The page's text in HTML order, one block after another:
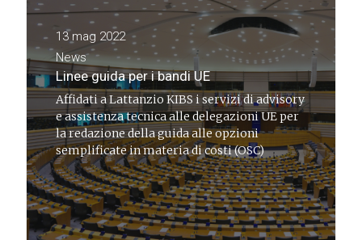
13 mag 2022
News
Linee guida per i bandi UE
Affidati a Lattanzio KIBS i servizi di advisory
e assistenza tecnica alle delegazioni UE per
la redazione della guida alle opzioni
semplificate in materia di costi (OSC)